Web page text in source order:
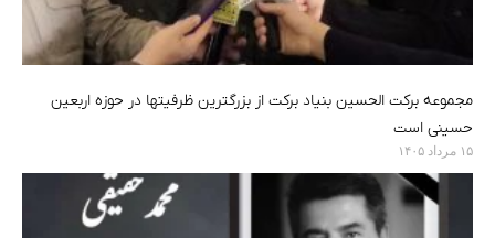
مجموعه برکت الحسین بنیاد برکت از بزرگترین ظرفیتها در حوزه اربعین
حسینی است
۱۵ مرداد ۱۴۰۵